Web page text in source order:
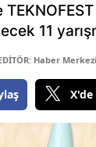
11
Haber Merkezi
X'de